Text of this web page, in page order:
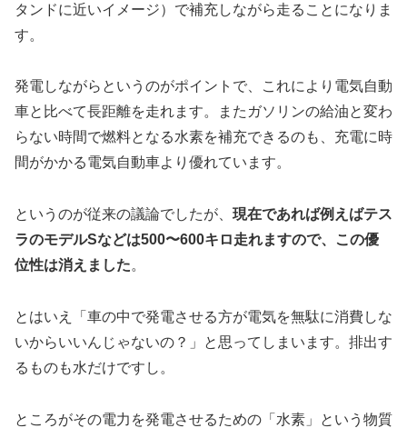
タンドに近いイメージ）で補充しながら走ることになりま
す。
発電しながらというのがポイントで、これにより電気自動
車と比べて長距離を走れます。またガソリンの給油と変わ
らない時間で燃料となる水素を補充できるのも、充電に時
間がかかる電気自動車より優れています。
というのが従来の議論でしたが、 現在であれば例えばテス
ラのモデルSなどは500〜600キロ走れますので、この優
位性は消えました。
とはいえ「車の中で発電させる方が電気を無駄に消費しな
いからいいんじゃないの？」と思ってしまいます。排出す
るものも水だけですし。
ところがその電力を発電させるための「水素」という物質